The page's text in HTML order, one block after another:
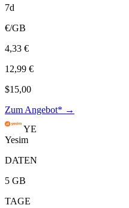
7d
€/GB
4,33 €
12,99 €
$15,00
Zum Angebot* →
YE
Yesim
DATEN
5 GB
TAGE